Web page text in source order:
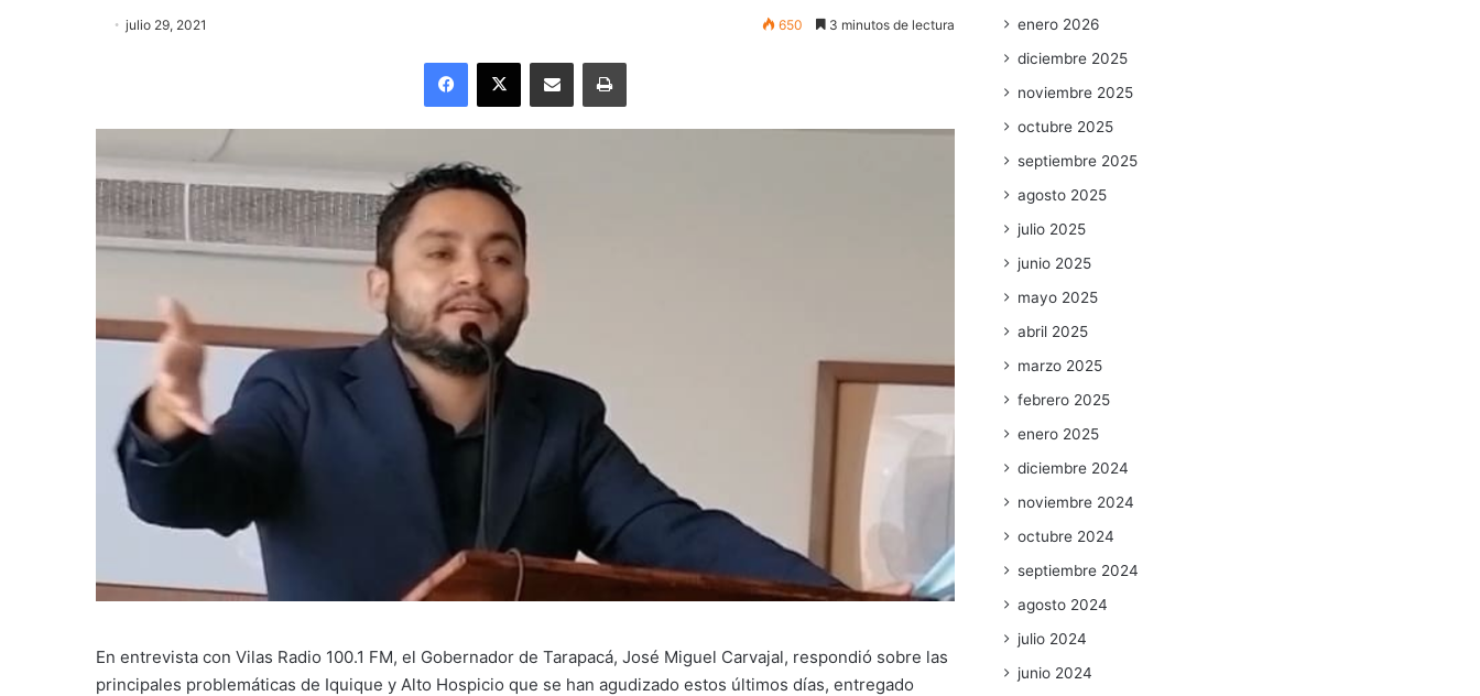
julio 29, 2021 650 3 minutos de lectura
Facebook
X Enviar vía email Imprimir
En entrevista con Vilas Radio 100.1 FM, el Gobernador de Tarapacá, José Miguel Carvajal, respondió sobre las
principales problemáticas de Iquique y Alto Hospicio que se han agudizado estos últimos días, entregado
enero 2026
diciembre 2025
noviembre 2025
octubre 2025
septiembre 2025
agosto 2025
julio 2025
junio 2025
mayo 2025
abril 2025
marzo 2025
febrero 2025
enero 2025
diciembre 2024
noviembre 2024
octubre 2024
septiembre 2024
agosto 2024
julio 2024
junio 2024